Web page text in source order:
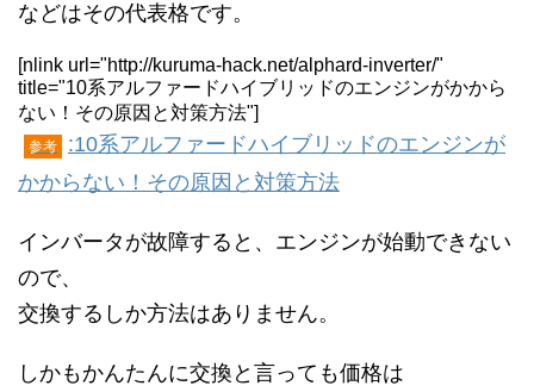
などはその代表格です。
[nlink url="http://kuruma-hack.net/alphard-inverter/"
title="10系アルファードハイブリッドのエンジンがかから
ない！その原因と対策方法"]
参考
:10系アルファードハイブリッドのエンジンが
かからない！その原因と対策方法
インバータが故障すると、エンジンが始動できない
ので、
交換するしか方法はありません。
しかもかんたんに交換と言っても価格は